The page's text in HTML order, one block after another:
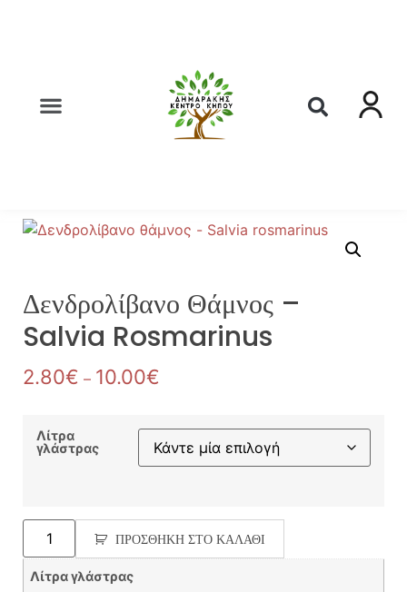
Δενδρολίβανο Θάμνος –
Salvia Rosmarinus
2.80€ – 10.00€
Λίτρα
γλάστρας
ΠΡΟΣΘΉΚΗ ΣΤΟ ΚΑΛΆΘΙ
Λίτρα γλάστρας